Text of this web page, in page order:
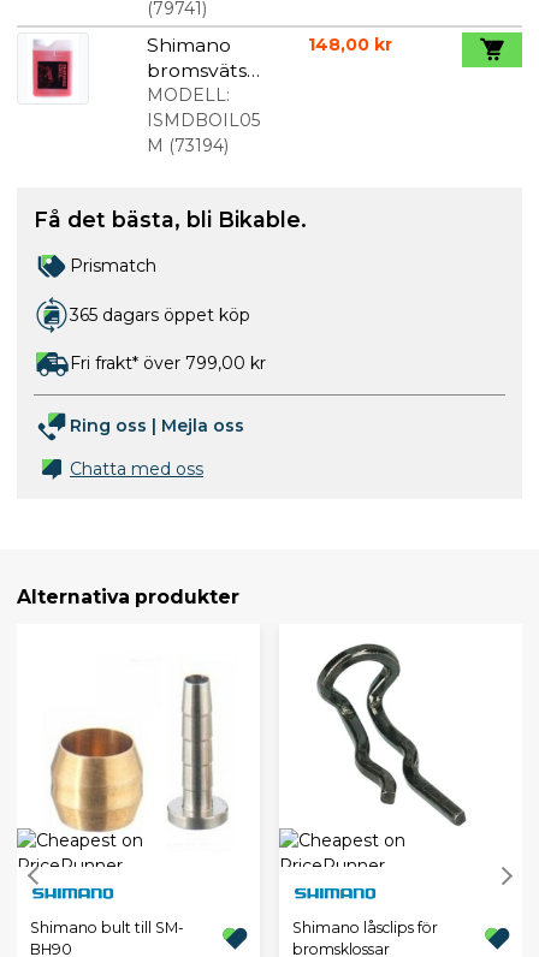
lampor
med flera
(79741)
Shimano
bromsvätsk
a mineral
500 ml
MODELL:
ISMDBOIL05
M (73194)
148,00 kr
Få det bästa, bli Bikable.
Prismatch
365 dagars öppet köp
Fri frakt* över 799,00 kr
Ring oss | Mejla oss
Chatta med oss
Alternativa produkter
Shimano bult till SM-
BH90
Shimano låsclips för
bromsklossar